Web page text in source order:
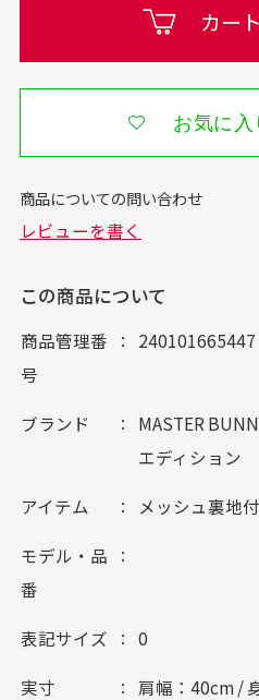
カー
お気に入
この商品について
商品管理番
号
240101665447
ブランド
MASTER
エディション
アイテム メッシュ裏地
モデル・品
番
表記サイズ 0
実寸
肩幅：40cm /